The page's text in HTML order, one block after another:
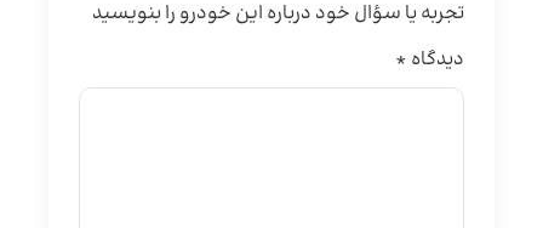
تجربه یا سؤال خود درباره این خودرو را بنویسید
دیدگاه *